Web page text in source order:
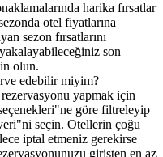
harika fırsatlar
otel fiyatlarına
sezon fırsatlarını
son
olun.
edebilir miyim?
yapmak için
göre filtreleyip
seçin. Otellerin çoğu
iptal etmeniz gerekirse
girişten en az